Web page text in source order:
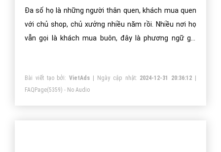
Đa số họ là những người thân quen, khách mua quen
với chủ shop, chủ xưởng nhiều năm rồi. Nhiều nơi họ
vẫn gọi là khách mua buôn, đây là phương ngữ gọi
hay khác mua sỉ thì nó cùng là một nha, không khác
Bài viết tạo bởi:VietAds | Ngày cập nhật: 2024-12-31 20:36:12
FAQPage(5359) - No Audio